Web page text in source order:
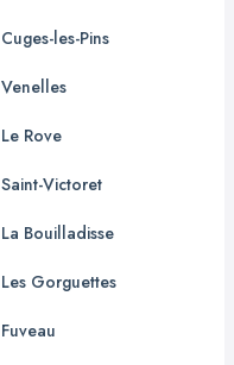
Cuges-les-Pins
Venelles
Le Rove
Saint-Victoret
La Bouilladisse
Les Gorguettes
Fuveau